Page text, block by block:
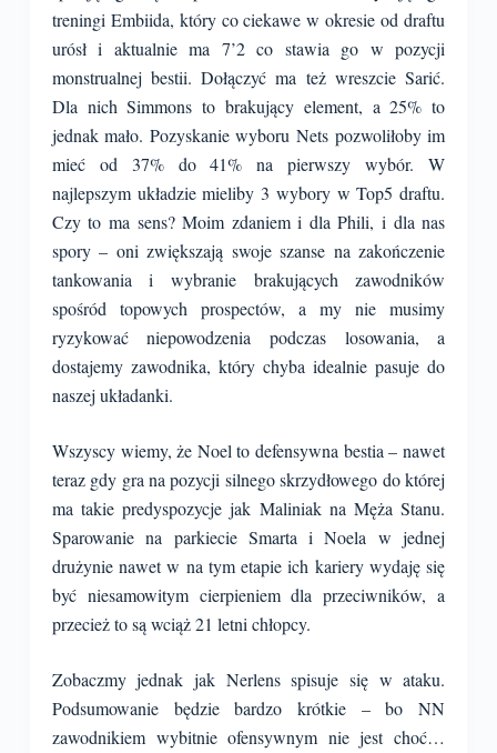
treningi Embiida, który co ciekawe w okresie od draftu
urósł i aktualnie ma 7’2 co stawia go w pozycji
monstrualnej bestii. Dołączyć ma też wreszcie Sarić.
Dla nich Simmons to brakujący element, a 25% to
jednak mało. Pozyskanie wyboru Nets pozwoliłoby im
mieć od 37% do 41% na pierwszy wybór. W
najlepszym układzie mieliby 3 wybory w Top5 draftu.
Czy to ma sens? Moim zdaniem i dla Phili, i dla nas
spory – oni zwiększają swoje szanse na zakończenie
tankowania i wybranie brakujących zawodników
spośród topowych prospectów, a my nie musimy
ryzykować niepowodzenia podczas losowania, a
dostajemy zawodnika, który chyba idealnie pasuje do
naszej układanki.
Wszyscy wiemy, że Noel to defensywna bestia – nawet
teraz gdy gra na pozycji silnego skrzydłowego do której
ma takie predyspozycje jak Maliniak na Męża Stanu.
Sparowanie na parkiecie Smarta i Noela w jednej
drużynie nawet w na tym etapie ich kariery wydaję się
być niesamowitym cierpieniem dla przeciwników, a
przecież to są wciąż 21 letni chłopcy.
Zobaczmy jednak jak Nerlens spisuje się w ataku.
Podsumowanie będzie bardzo krótkie – bo NN
zawodnikiem wybitnie ofensywnym nie jest choć…